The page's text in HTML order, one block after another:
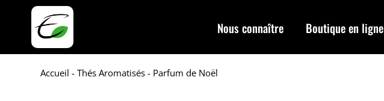
Nous connaître Boutique en ligne
Accueil -Thés Aromatisés - Parfum de Noël